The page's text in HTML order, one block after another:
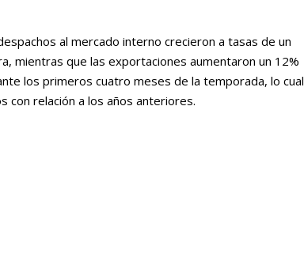
al mercado interno crecieron a tasas de un
mientras que las exportaciones aumentaron un 12%
los primeros cuatro meses de la temporada, lo cual
con relación a los años anteriores.